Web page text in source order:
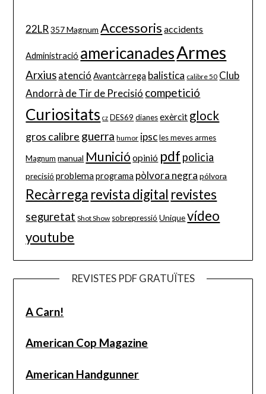
22LR 357 Magnum Accessoris accidents
Administració americanadesArmes
Arxius atenció Avantcàrrega balistica calibre 50 Club
Andorrà de Tir de Precisió competició
Curiositats cz DES69 dianes exèrcit glock
gros calibre guerra humor ipsc les meves armes
Magnum manual Munició opinió pdf policia
precisió problema programa pòlvora negra pólvora
Recàrrega revista digital revistes
seguretat Shot Show sobrepressió Unique vídeo
youtube
REVISTES PDF GRATUÏTES
A Carn!
American Cop Magazine
American Handgunner